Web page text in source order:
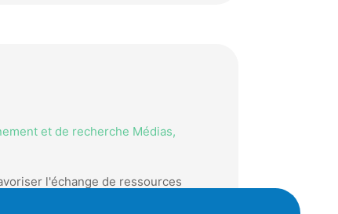
et de recherche Médias,
l'échange de ressources